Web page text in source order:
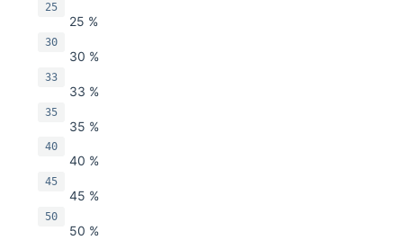
25
25 %
30
30 %
33
33 %
35
35 %
40
40 %
45
45 %
50
50 %